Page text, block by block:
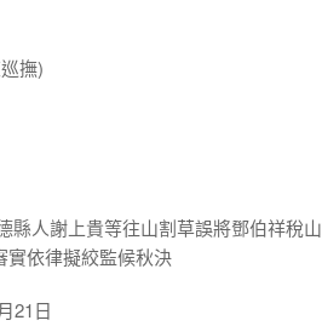
撫)
縣人謝上貴等往山割草誤將鄧伯祥稅
實依律擬絞監候秋決
21日